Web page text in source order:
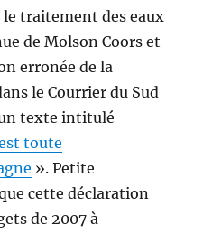
traitement des eaux
de Molson Coors et
erronée de la
le Courrier du Sud
un texte intitulé
toute
». Petite
cette déclaration
de 2007 à